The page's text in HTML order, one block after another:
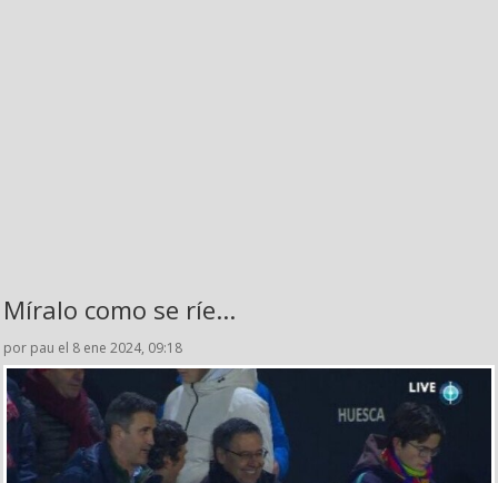
Míralo como se ríe...
por pau el 8 ene 2024, 09:18